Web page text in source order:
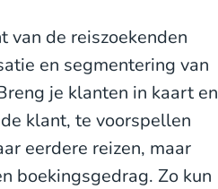
van de reiszoekenden
en segmentering van
je klanten in kaart en
klant, te voorspellen
eerdere reizen, maar
boekingsgedrag. Zo kun